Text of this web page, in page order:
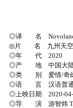
◎译 名 Novoland
◎片 名 九州天空
◎年 代 2020
◎产 地 中国大
◎类 别 爱情/奇
◎语 言 汉语普
◎上映日期 2020-04-
◎导 演 游智炜